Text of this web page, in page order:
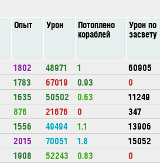
Опыт Урон Потоплено
кораблей
Урон по
засвету
1802 48971 1 60905
1783 67019 0.93 0
1635 50502 0.63 11249
876 21676 0 347
1556 49494 1.1 13906
2015 70051 1.8 15052
1908 52243 0.83 0